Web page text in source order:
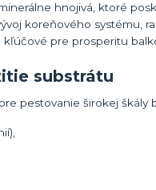
hnojivá, ktoré
koreňového systému,
pre prosperitu
substrátu
pestovanie širokej škály